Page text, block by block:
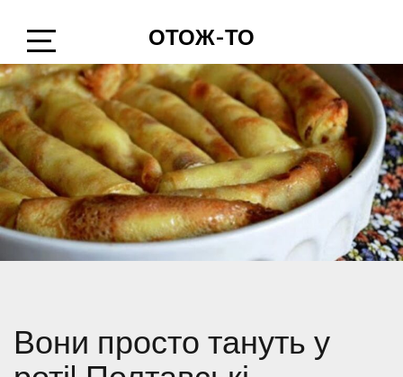
content
Open
Sidebar
ОТОЖ-ТО
Вони просто тануть у